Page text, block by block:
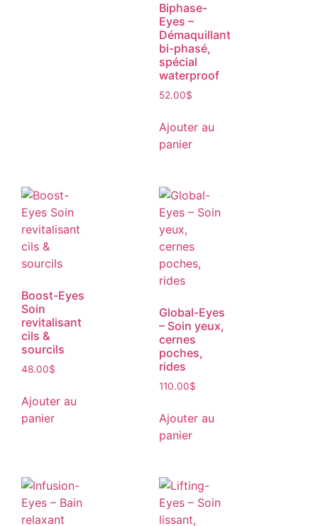
Biphase-
Eyes –
Démaquillant
bi-phasé,
spécial
waterproof
52.00$
Ajouter au
panier
Boost-Eyes
Soin
revitalisant
cils &
sourcils
48.00$
Ajouter au
panier
Global-Eyes
– Soin yeux,
cernes
poches,
rides
110.00$
Ajouter au
panier